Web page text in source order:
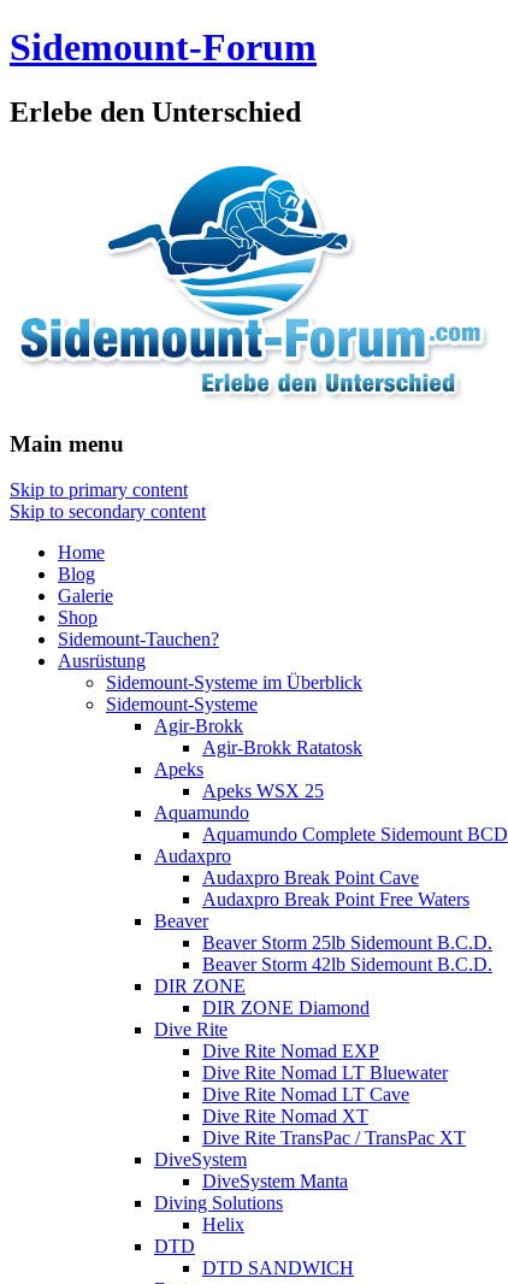
Sidemount-Forum
Erlebe den Unterschied
Main menu
Skip to primary content
Skip to secondary content
Home
Blog
Galerie
Shop
Sidemount-Tauchen?
Ausrüstung
Sidemount-Systeme im Überblick
Sidemount-Systeme
Agir-Brokk
Agir-Brokk Ratatosk
Apeks
Apeks WSX 25
Aquamundo
Aquamundo Complete Sidemount BCD
Audaxpro
Audaxpro Break Point Cave
Audaxpro Break Point Free Waters
Beaver
Beaver Storm 25lb Sidemount B.C.D.
Beaver Storm 42lb Sidemount B.C.D.
DIR ZONE
DIR ZONE Diamond
Dive Rite
Dive Rite Nomad EXP
Dive Rite Nomad LT Bluewater
Dive Rite Nomad LT Cave
Dive Rite Nomad XT
Dive Rite TransPac / TransPac XT
DiveSystem
DiveSystem Manta
Diving Solutions
Helix
DTD
DTD SANDWICH